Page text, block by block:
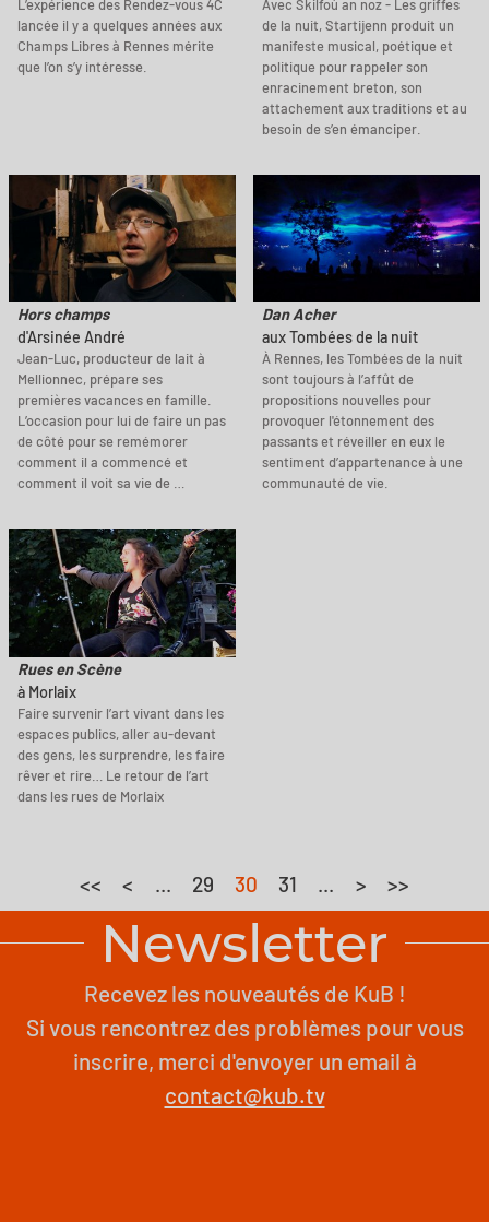
L’expérience des Rendez-vous 4C
lancée il y a quelques années aux
Champs Libres à Rennes mérite
que l’on s’y intéresse.
Avec Skilfoù an noz - Les griffes
de la nuit, Startijenn produit un
manifeste musical, poétique et
politique pour rappeler son
enracinement breton, son
attachement aux traditions et au
besoin de s’en émanciper.
Hors champs
d'Arsinée André
Jean-Luc, producteur de lait à
Mellionnec, prépare ses
premières vacances en famille.
L’occasion pour lui de faire un pas
de côté pour se remémorer
comment il a commencé et
comment il voit sa vie de …
Dan Acher
aux Tombées de la nuit
À Rennes, les Tombées de la nuit
sont toujours à l’affût de
propositions nouvelles pour
provoquer l'étonnement des
passants et réveiller en eux le
sentiment d’appartenance à une
communauté de vie.
Rues en Scène
à Morlaix
Faire survenir l’art vivant dans les
espaces publics, aller au-devant
des gens, les surprendre, les faire
rêver et rire… Le retour de l’art
dans les rues de Morlaix
<< < ... 29 30 31 ... > >>
Newsletter
Recevez les nouveautés de KuB !
Si vous rencontrez des problèmes pour vous
inscrire, merci d'envoyer un email à
contact@kub.tv